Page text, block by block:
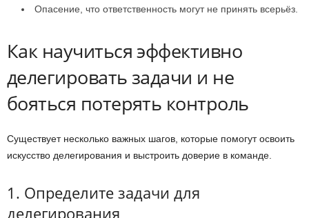
Опасение, что ответственность могут не принять всерьёз.
Как научиться эффективно
делегировать задачи и не
бояться потерять контроль
Существует несколько важных шагов, которые помогут освоить
искусство делегирования и выстроить доверие в команде.
1. Определите задачи для
делегирования